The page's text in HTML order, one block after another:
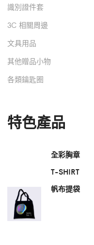
識別證件套
3C 相關周邊
文具用品
其他贈品小物
各類鑰匙圈
特色產品
全彩胸章
T-SHIRT
帆布提袋